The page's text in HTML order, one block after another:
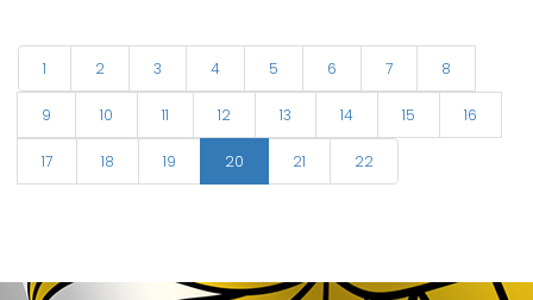
1 2 3 4 5 6 7 8
9 10 11 12 13 14 15 16
17 18 19 20 21 22